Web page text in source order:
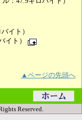
イト）
イト）
▲ページの先頭へ
Reserved.